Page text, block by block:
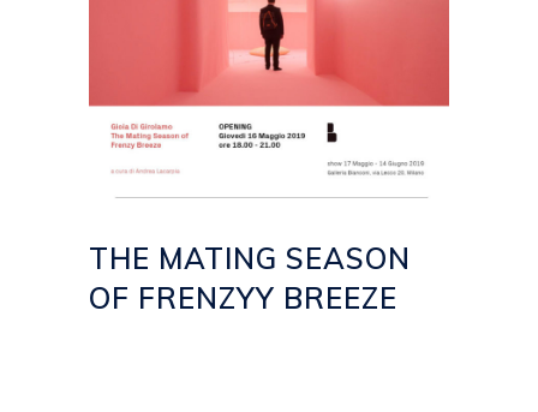
THE MATING SEASON
OF FRENZYY BREEZE